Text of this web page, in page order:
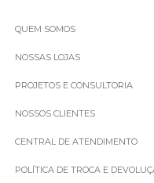
QUEM SOMOS
NOSSAS LOJAS
PROJETOS E CONSULTORIA
NOSSOS CLIENTES
CENTRAL DE ATENDIMENTO
POLÍTICA DE TROCA E